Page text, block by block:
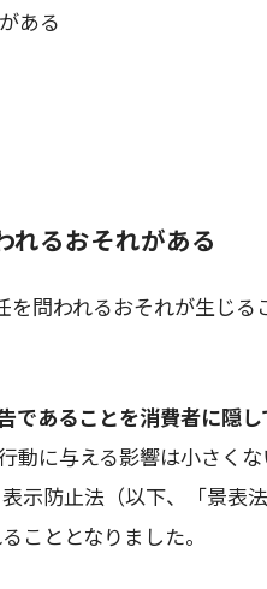
ある
れるおそれがある
問われるおそれが生じる
であることを消費者に隠し
動に与える影響は小さくな
示防止法（以下、「景表
こととなりました。